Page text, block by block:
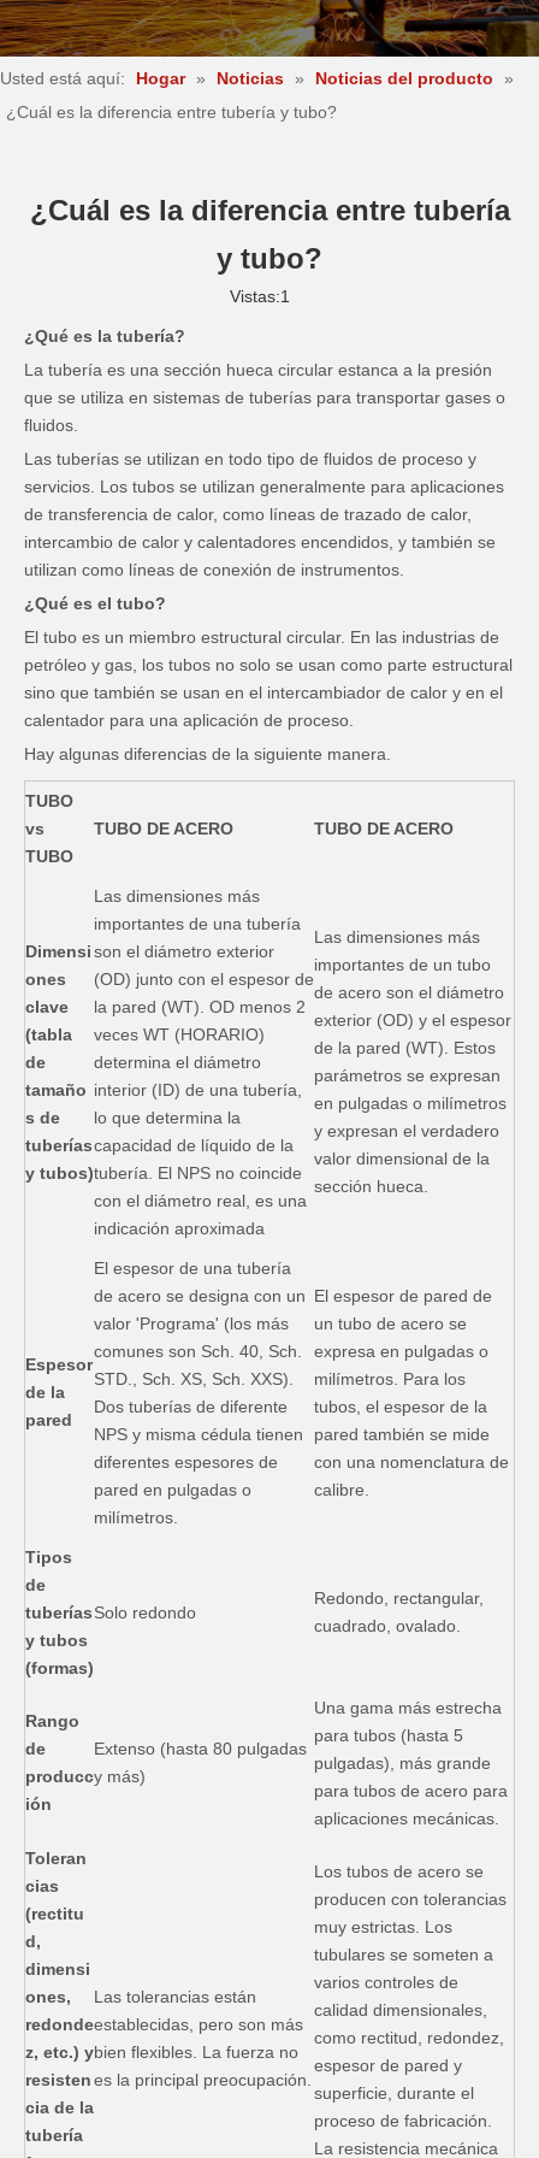
Usted está aquí: Hogar » Noticias » Noticias del producto
»
¿Cuál es la diferencia entre tubería y tubo?
¿Cuál es la diferencia entre tubería
y tubo?
Vistas:1
¿Qué es la tubería?
La tubería es una sección hueca circular estanca a la presión
que se utiliza en sistemas de tuberías para transportar gases o
fluidos.
Las tuberías se utilizan en todo tipo de fluidos de proceso y
servicios. Los tubos se utilizan generalmente para aplicaciones
de transferencia de calor, como líneas de trazado de calor,
intercambio de calor y calentadores encendidos, y también se
utilizan como líneas de conexión de instrumentos.
¿Qué es el tubo?
El tubo es un miembro estructural circular. En las industrias de
petróleo y gas, los tubos no solo se usan como parte estructural
sino que también se usan en el intercambiador de calor y en el
calentador para una aplicación de proceso.
Hay algunas diferencias de la siguiente manera.
TUBO
vs
TUBO
TUBO DE ACERO TUBO DE ACERO
Dimensi
ones
clave
(tabla
de
tamaño
s de
tuberías
y tubos)
Las dimensiones más
importantes de una tubería
son el diámetro exterior
(OD) junto con el espesor de
la pared (WT). OD menos 2
veces WT (HORARIO)
determina el diámetro
interior (ID) de una tubería,
lo que determina la
capacidad de líquido de la
tubería. El NPS no coincide
con el diámetro real, es una
indicación aproximada
Las dimensiones más
importantes de un tubo
de acero son el diámetro
exterior (OD) y el espesor
de la pared (WT). Estos
parámetros se expresan
en pulgadas o milímetros
y expresan el verdadero
valor dimensional de la
sección hueca.
Espesor
de la
pared
El espesor de una tubería
de acero se designa con un
valor 'Programa' (los más
comunes son Sch. 40, Sch.
STD., Sch. XS, Sch. XXS).
Dos tuberías de diferente
NPS y misma cédula tienen
diferentes espesores de
pared en pulgadas o
milímetros.
El espesor de pared de
un tubo de acero se
expresa en pulgadas o
milímetros. Para los
tubos, el espesor de la
pared también se mide
con una nomenclatura de
calibre.
Tipos
de
tuberías
y tubos
(formas)
Solo redondo
Redondo, rectangular,
cuadrado, ovalado.
Rango
de
producc
ión
Extenso (hasta 80 pulgadas
y más)
Una gama más estrecha
para tubos (hasta 5
pulgadas), más grande
para tubos de acero para
aplicaciones mecánicas.
Toleran
cias
(rectitu
d,
dimensi
ones,
redonde
z, etc.) y
resisten
cia de la
tubería
Las tolerancias están
establecidas, pero son más
bien flexibles. La fuerza no
es la principal preocupación.
Los tubos de acero se
producen con tolerancias
muy estrictas. Los
tubulares se someten a
varios controles de
calidad dimensionales,
como rectitud, redondez,
espesor de pared y
superficie, durante el
proceso de fabricación.
La resistencia mecánica